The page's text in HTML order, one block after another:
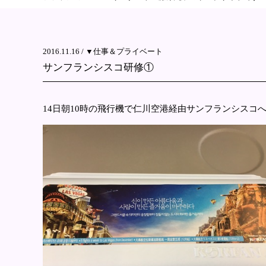
2016.11.16 / ▼仕事＆プライベート
サンフランシスコ研修①
14日朝10時の飛行機で仁川空港経由サンフランシスコへ